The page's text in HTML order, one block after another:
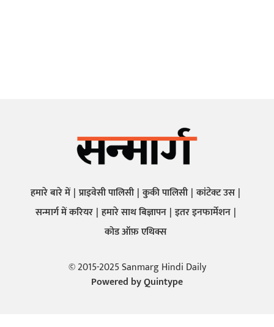
हमारे बारे में प्राइवेसी पालिसी कुकी पालिसी कांटेक्ट उस
सन्मार्ग में करियर हमारे साथ बिज्ञापन इतर इनफार्मेशन
कोड ऑफ़ एथिक्स
© 2015-2025 Sanmarg Hindi Daily
Powered byQuintype